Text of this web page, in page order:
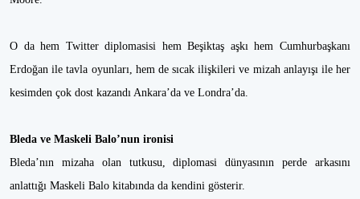
O da hem Twitter diplomasisi hem Beşiktaş aşkı hem Cumhurbaşkanı
Erdoğan ile tavla oyunları, hem de sıcak ilişkileri ve mizah anlayışı ile her
kesimden çok dost kazandı Ankara’da ve Londra’da.
Bleda ve Maskeli Balo’nun ironisi
Bleda’nın mizaha olan tutkusu, diplomasi dünyasının perde arkasını
anlattığı Maskeli Balo kitabında da kendini gösterir.